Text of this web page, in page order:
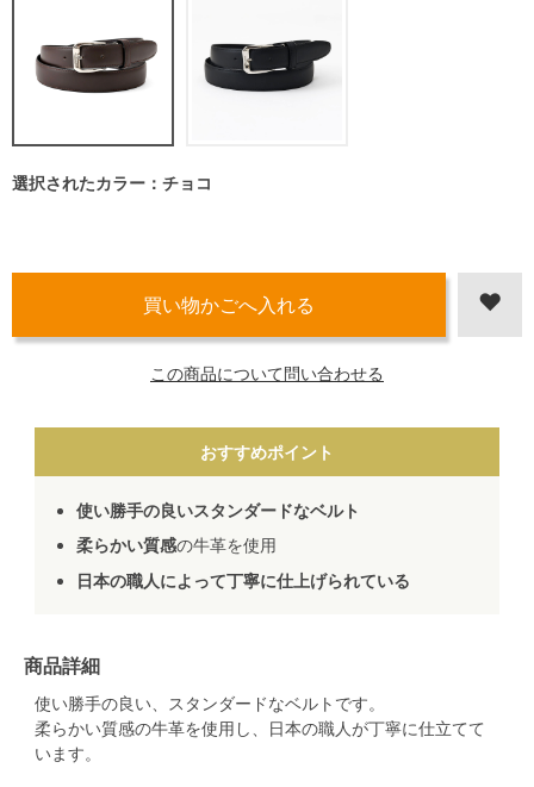
選択されたカラー：チョコ
この商品について問い合わせる
おすすめポイント
使い勝手の良いスタンダードなベルト
柔らかい質感の牛革を使用
日本の職人によって丁寧に仕上げられている
商品詳細
使い勝手の良い、スタンダードなベルトです。
柔らかい質感の牛革を使用し、日本の職人が丁寧に仕立てて
います。